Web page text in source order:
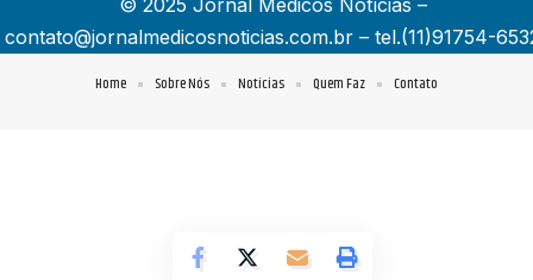
contato@jornalmedicosnoticias.com.br – tel.(11)91754-
Home Sobre Nós Notícias Quem Faz Contato